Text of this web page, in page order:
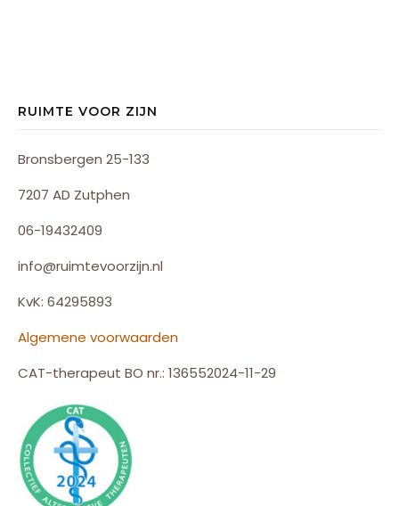
RUIMTE VOOR ZIJN
Bronsbergen 25-133
7207 AD Zutphen
06-19432409
info@ruimtevoorzijn.nl
KvK: 64295893
Algemene voorwaarden
CAT-therapeut BO nr.: 136552024-11-29